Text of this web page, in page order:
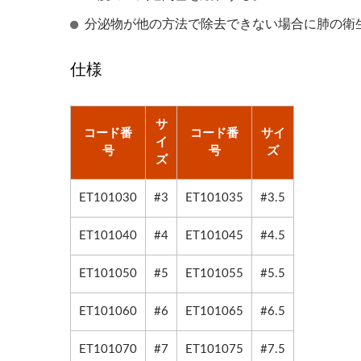
分泌物が他の方法で除去できない場合に肺の衛
仕様
コード番
号
サ
イ
ズ
コード番
号
サイ
ズ
ET101030 #3 ET101035 #3.5
ET101040 #4 ET101045 #4.5
ET101050 #5 ET101055 #5.5
ET101060 #6 ET101065 #6.5
ET101070 #7 ET101075 #7.5
シリコン蘇生器